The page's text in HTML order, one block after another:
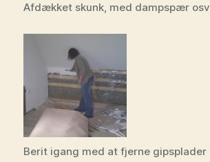
Afdækket skunk, med dampspær osv
Berit igang med at fjerne gipsplader